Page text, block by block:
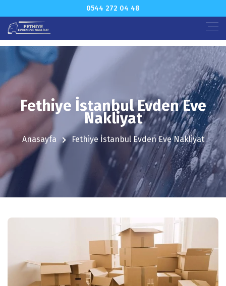
0544 272 04 48
Fethiye İstanbul Evden Eve
Nakliyat
Anasayfa Fethiye İstanbul Evden Eve Nakliyat